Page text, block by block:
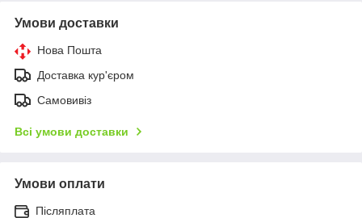
Умови доставки
Нова Пошта
Доставка кур'єром
Самовивіз
Всі умови доставки
Умови оплати
Післяплата